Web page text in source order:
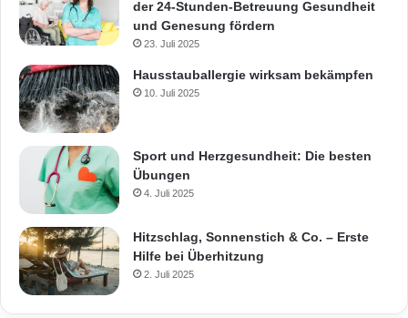
der 24-Stunden-Betreuung Gesundheit
und Genesung fördern
23. Juli 2025
Hausstauballergie wirksam bekämpfen
10. Juli 2025
Sport und Herzgesundheit: Die besten
Übungen
4. Juli 2025
Hitzschlag, Sonnenstich & Co. – Erste
Hilfe bei Überhitzung
2. Juli 2025